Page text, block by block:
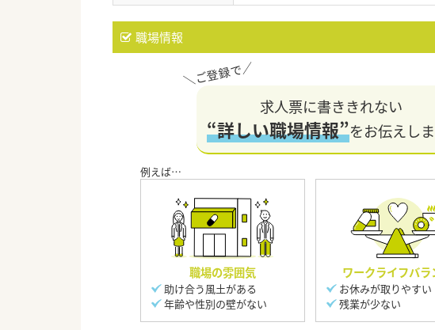
職場情報
求人票に書ききれない
“詳しい職場情報”をお伝えしま
職場の雰囲気
助け合う風土がある
年齢や性別の壁がない
ワークライフバラ
お休みが取りやすい
残業が少ない